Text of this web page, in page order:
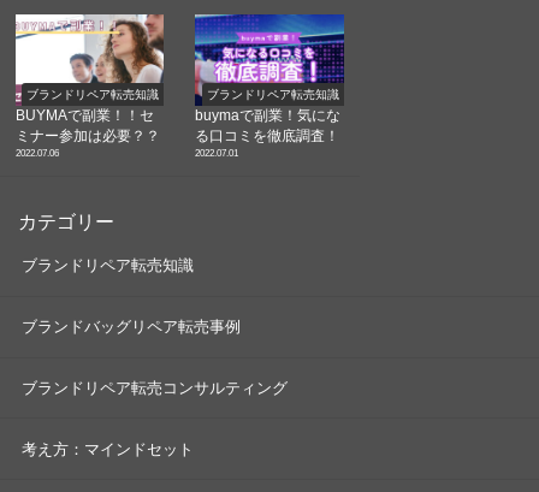
ブランドリペア転売知識
BUYMAで副業！！セ
ミナー参加は必要？？
2022.07.06
ブランドリペア転売知識
buymaで副業！気にな
る口コミを徹底調査！
2022.07.01
カテゴリー
ブランドリペア転売知識
ブランドバッグリペア転売事例
ブランドリペア転売コンサルティング
考え方：マインドセット